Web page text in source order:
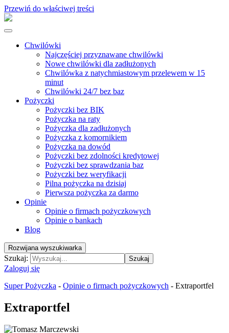
Przewiń do właściwej treści
Chwilówki
Najczęściej przyznawane chwilówki
Nowe chwilówki dla zadłużonych
Chwilówka z natychmiastowym przelewem w 15
minut
Chwilówki 24/7 bez baz
Pożyczki
Pożyczki bez BIK
Pożyczka na raty
Pożyczka dla zadłużonych
Pożyczka z komornikiem
Pożyczka na dowód
Pożyczki bez zdolności kredytowej
Pożyczki bez sprawdzania baz
Pożyczki bez weryfikacji
Pilna pożyczka na dzisiaj
Pierwsza pożyczka za darmo
Opinie
Opinie o firmach pożyczkowych
Opinie o bankach
Blog
Rozwijana wyszukiwarka
Szukaj: Szukaj
Zaloguj się
Super Pożyczka - Opinie o firmach pożyczkowych - Extraportfel
Extraportfel